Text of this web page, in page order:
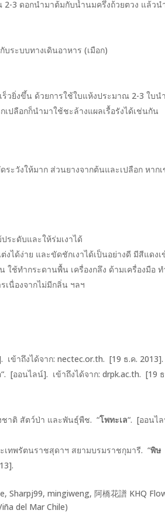
3 ดอกนำมาต้มกับน้ำนมครึ่งถ้วยตวง แล้วน
ระบบทางเดินอาหาร (เมือก)
วยิ่งขึ้น ด้วยการใช้ใบแห้งประมาณ 2-3 ใบน
ปลือกก็นำมาใช้ชะล้างแผลเรื้อรังได้เช่นกัน
ะวังให้มาก ส่วนยางจากต้นและเปลือก หากเ
ระดับและให้ร่มเงาได้
ได้ง่าย และขัดชักเงาได้เป็นอย่างดี มีสีแดงเ
ใช้ทำกระดานพื้น เครื่องกลึง ด้ามเครื่องมือ
เนื่องจากไม่มีกลิ่น ฯลฯ
เข้าถึงได้จาก: nectec.or.th. [19 ธ.ค. 2013].
“. [ออนไลน์]. เข้าถึงได้จาก: drpk.ac.th. [19
าติ สัตว์ป่า และพันธุ์พืช. “โพทะเล“. [ออนไ
เทพรัตนราชสุดาฯ สยามบรมราชกุมารี. “พิษ
Sharpj99, mingiweng, 阿橋花譜 KHQ
del Mar Chile)